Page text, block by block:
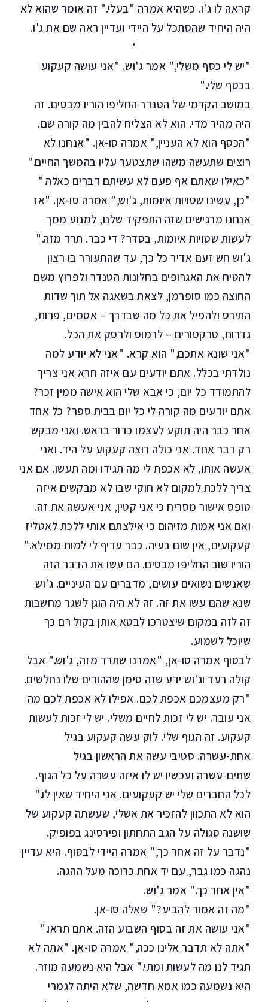
קראה לו ג'ו. כשהיא אמרה "בעלי." זה אומר שהוא לא
היה היחיד שהסתכל על היידי ועדיין ראה שם את ג'ו.
*
"יש לי כסף משלי," אמר ג'וש. "אני עושה קעקוע
בכסף שלי."
במושב הקדמי של הטנדר החליפו הוריו מבטים. זה
היה מהיר מדי. הוא לא הצליח להבין מה קורה שם.
"הכסף הוא לא העניין," אמרה סו-אן. "אנחנו לא
רוצים שתעשה משהו שתצטער עליו בהמשך החיים."
"כאילו שאתם אף פעם לא עשיתם דברים כאלה."
"כן, עשינו שטויות איומות, ג'וש," אמרה סו-אן. "אז
אנחנו מרגישים שזה התפקיד שלנו, למנוע ממך
לעשות שטויות איומות, בסדר? די כבר. תרד מזה."
ג'וש חש זעם אדיר כל כך, עד שהתעורר בו רצון
להטיח את האגרופים בחלונות הטנדר ולפרוץ משם
החוצה כמו סופרמן, לצאת בשאגה אל תוך שדות
התירס ולהפיל את כל מה שבדרך – אסמים, פרות,
גדרות, טרקטורים – לרמוס ולרסק את הכל.
"אני שונא אתכם," הוא קרא. "אני לא יודע למה
נולדתי בכלל. אתם יודעים עם איזה חרא אני צריך
להתמודד כל יום, כי אבא שלי הוא אישה ממין זכר?
אתם יודעים מה קורה לי כל יום בבית ספר? כל אחד
אחר כבר היה תוקע לעצמו כדור בראש. ואני מבקש
רק דבר אחד. אני כולה רוצה קעקוע על היד. ואני
אעשה אותו, לא אכפת לי מה תגידו ומה תעשו. אם אני
צריך ללכת למקום לא חוקי שבו לא מבקשים איזה
טופס אישור מסריח כי אני קטין, אני אעשה את זה.
ואם אני אמות מזיהום כי אילצתם אותי ללכת לאטליז
קעקועים, אין שום בעיה. כבר עדיף לי למות ממילא."
הוריו שוב החליפו מבטים. הם עשו את הדבר הזה
שאנשים נשואים עושים, מדברים עם העיניים. ג'וש
שנא שהם עשו את זה. זה לא היה הוגן לשגר מחשבות
זה לזה במקום שיצטרכו לבטא אותן בקול רם כך
שיוכל לשמוע.
לבסוף אמרה סו-אן, "אמרנו שתרד מזה, ג'וש." אבל
קולה רעד וג'וש ידע שזה סימן שההורים שלו נחלשים.
"רק מעצמכם אכפת לכם. אפילו לא אכפת לכם מה
אני עובר. יש לי זכות לחיים משלי. יש לי זכות לעשות
קעקוע. זה הגוף שלי. לוק עשה קעקוע בגיל
אחת-עשרה. סטיבי עשה את הראשון בגיל
שתים-עשרה ועכשיו יש לו איזה עשרה על כל הגוף.
לכל החברים שלי יש קעקועים. אני היחיד שאין לו."
הוא לא התכוון להזכיר את אשלי, שעשתה קעקוע של
שושנה סגולה על הגב התחתון ופירסינג בפופיק.
"נדבר על זה אחר כך," אמרה היידי לבסוף. היא עדיין
נהגה כמו גבר, עם יד אחת כרוכה מעל ההגה.
"אין אחר כך." אמר ג'וש.
"מה זה אמור להביע?" שאלה סו-אן.
"אני עושה את זה בסוף השבוע הזה. אתם תראו."
"אתה לא תדבר אלינו ככה," אמרה סו-אן. "אתה לא
תגיד לנו מה לעשות ומתי." אבל היא נשמעה מוזר.
היא נשמעה כמו אמא חדשה, שלא היתה לגמרי